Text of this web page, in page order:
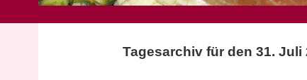
Tagesarchiv für den 31. Juli